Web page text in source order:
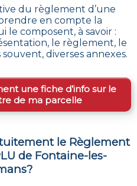
du règlement d’une
en compte la
composent, à savoir :
le règlement, le
diverses annexes.
une fiche d’info sur le
de ma parcelle
le Règlement
de Fontaine-les-
?